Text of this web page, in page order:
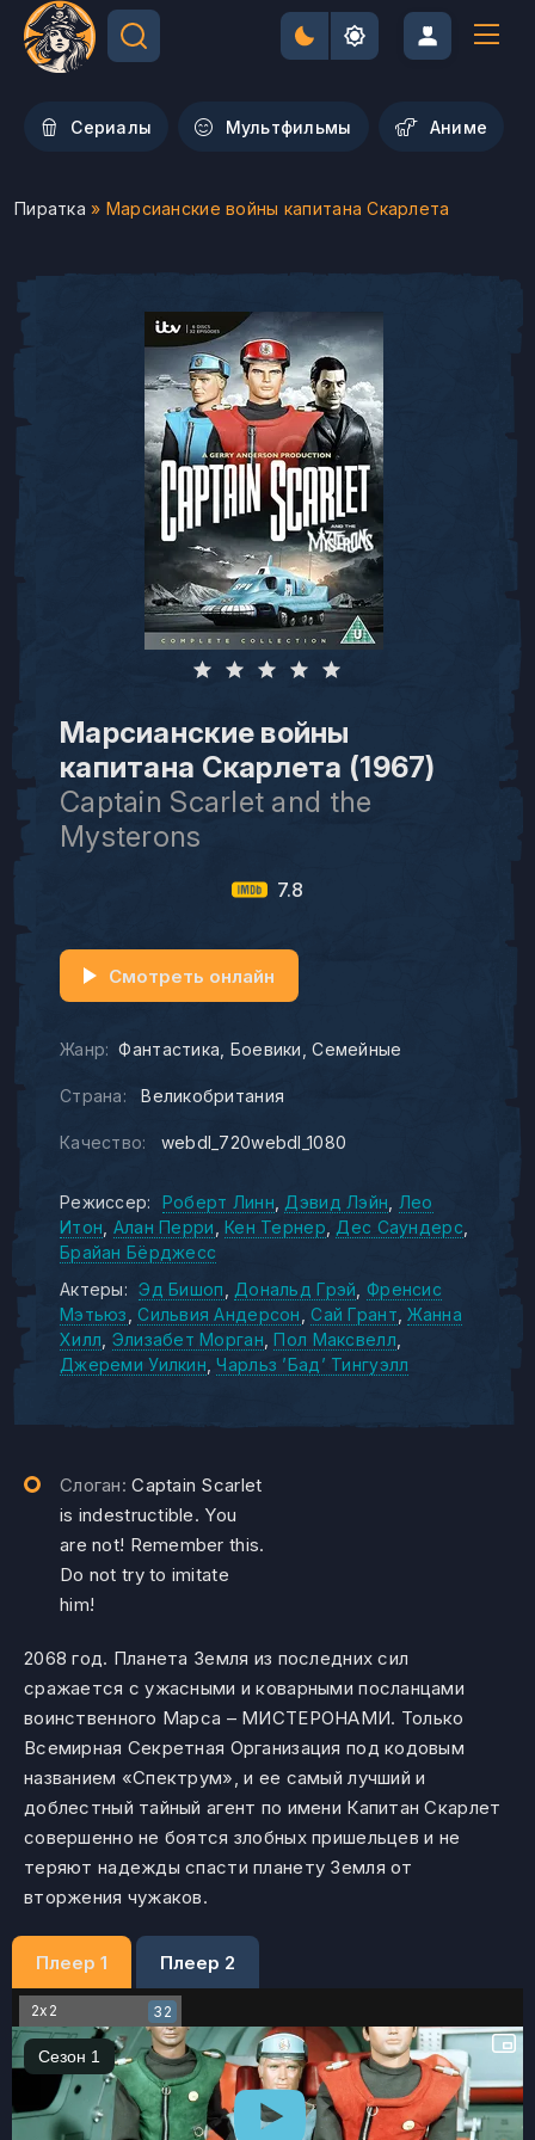
Сериалы Мультфильмы Aниме
Пиратка » Марсианские войны капитана Скарлета
Марсианские войны
капитана Скарлета (1967)
Captain Scarlet and the
Mysterons
7.8
Жанр: Фантастика Боевики Семейные
Страна: Великобритания
Качество: webdl_720webdl_1080
Смотреть онлайн
Режиссер: Роберт Линн Дэвид Лэйн
Лео
Итон Алан Перри Кен Тернер Дес Саундерс
Брайан Бёрджесс
Актеры:
Эд Бишоп Дональд Грэй
Френсис
Мэтьюз
Сильвия Андерсон Сай Грант Жанна
Хилл Элизабет Морган Пол Максвелл
Джереми Уилкин Чарльз ’Бад’ Тингуэлл
Слоган: Captain Scarlet
is indestructible. You
are not! Remember this.
Do not try to imitate
him!
2068 год. Планета Земля из последних сил
сражается с ужасными и коварными посланцами
воинственного Марса – МИСТЕРОНАМИ. Только
Всемирная Секретная Организация под кодовым
названием «Спектрум», и ее самый лучший и
доблестный тайный агент по имени Капитан Скарлет
совершенно не боятся злобных пришельцев и не
теряют надежды спасти планету Земля от
вторжения чужаков.
Плеер 1 Плеер 2
2x2 32